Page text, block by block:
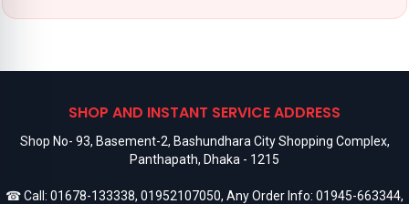
SHOP AND INSTANT SERVICE ADDRESS
Shop No- 93, Basement-2, Bashundhara City Shopping Complex,
Panthapath, Dhaka - 1215
☎ Call: 01678-133338, 01952107050, Any Order Info: 01945-663344,